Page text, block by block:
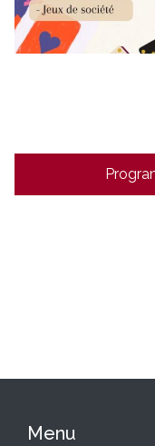
de
Menu